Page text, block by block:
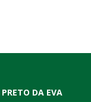
PRETO DA EVA